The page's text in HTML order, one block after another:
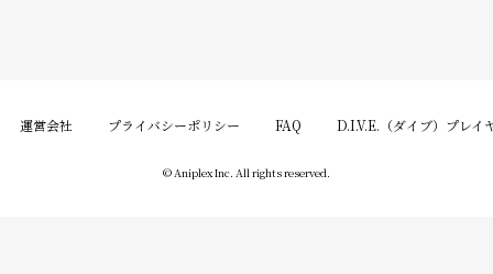
運営会社 プライバシーポリシー FAQ D.I.V.E.（ダイブ）プレイ
© Aniplex Inc. All rights reserved.